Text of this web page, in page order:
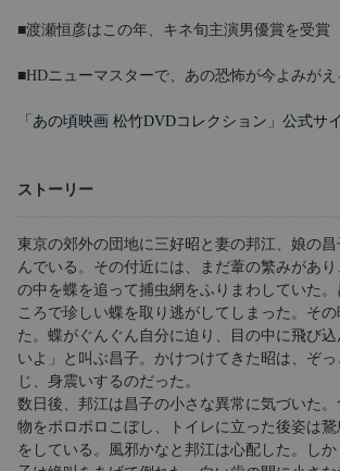
■渡瀬恒彦はこの年、キネ旬主演男優賞を受賞
■HDニューマスターで、あの恐怖が今よみがえ
「あの頃映画 松竹DVDコレクション」公式サ
ストーリー
東京の郊外の団地に三好昭と妻の邦江、娘の
んでいる。その付近には、まだ葦の繁みがあ
の中を蝶を追って捕虫網をふりまわしていた。
ころで珍しい蝶を取り逃がしてしまった。そ
た。蝶がぐんぐん自分に迫り、目の中に飛び
いよ」と叫ぶ昌子。かけつけてきた昭は、ぞ
じ、身震いするのだった。
数日後、邦江は昌子の小さな異常に気づいた
物をポロポロこぼし、トイレに立った後姿は
をしている。風邪かなと邦江は心配した。し